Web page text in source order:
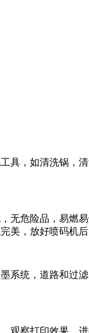
，如清洗锅，
危险品，易燃
，放好喷码机
统，道路和过